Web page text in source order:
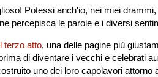
Potessi anch'io, nei miei
percepisca le parole e i diversi
terzo atto, una delle pagine più
di diventare i vecchi e celebrati
uno dei loro capolavori